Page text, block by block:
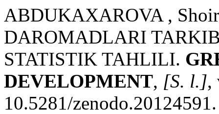
ABDUKAXAROVA ,
DAROMADLARI
STATISTIK TAHLILI.
DEVELOPMENT, [S. l.],
10.5281/